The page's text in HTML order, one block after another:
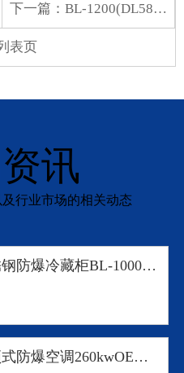
下一篇： BL-1200(DL58L)立式超低温防爆冰箱
表页
讯
行业市场的相关动态
双开门不锈钢防爆冷藏柜BL-1000 半导体封装车间对开门
全新风屋顶式防爆空调260kwOEM代工 氮化镓粉体加工区粉尘车间